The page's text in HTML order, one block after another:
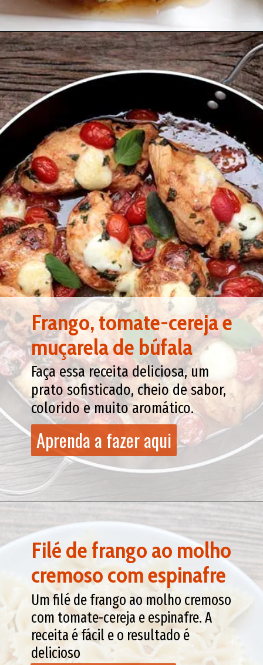
Faça essa receita deliciosa, um
prato sofisticado, cheio de sabor,
colorido e muito aromático.
Frango, tomate-cereja e
muçarela de búfala
Aprenda a fazer aqui
Aprenda a fazer aqui
Um filé de frango ao molho cremoso
com tomate-cereja e espinafre. A
receita é fácil e o resultado é
delicioso
Filé de frango ao molho
cremoso com espinafre